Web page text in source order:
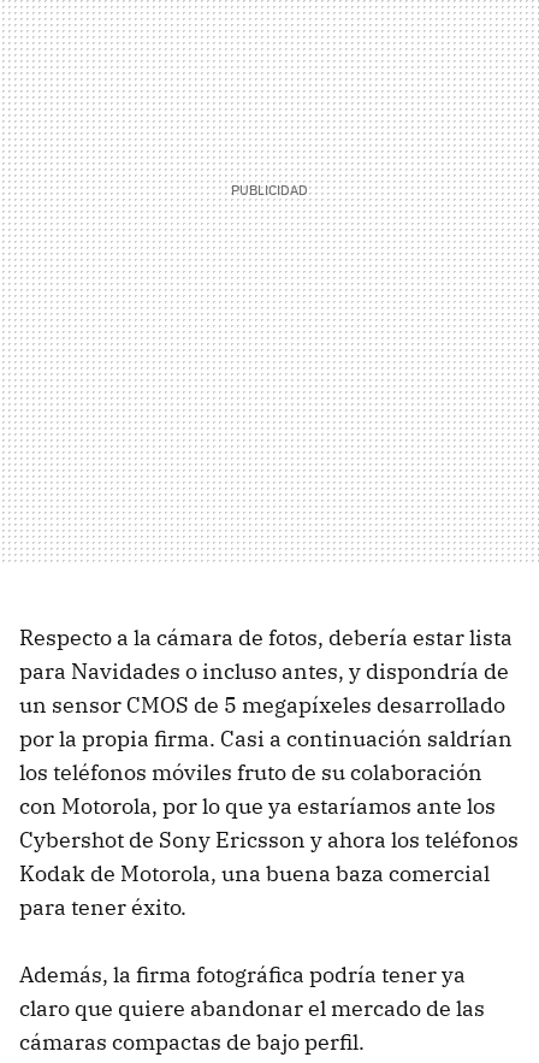
Respecto a la cámara de fotos, debería estar lista
para Navidades o incluso antes, y dispondría de
un sensor CMOS de 5 megapíxeles desarrollado
por la propia firma. Casi a continuación saldrían
los teléfonos móviles fruto de su colaboración
con Motorola, por lo que ya estaríamos ante los
Cybershot de Sony Ericsson y ahora los teléfonos
Kodak de Motorola, una buena baza comercial
para tener éxito.
Además, la firma fotográfica podría tener ya
claro que quiere abandonar el mercado de las
cámaras compactas de bajo perfil.